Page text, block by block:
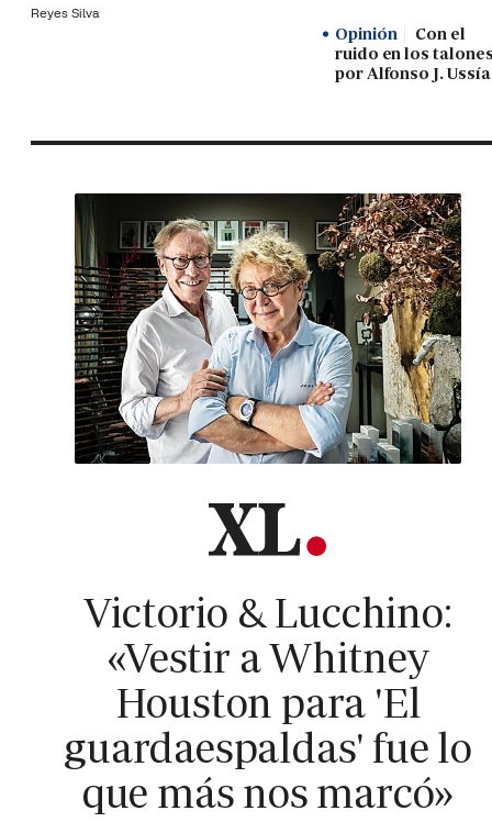
Reyes Silva
Opinión
Con el
ruido en los
por Alfonso J. Ussía
Victorio & Lucchino:
«Vestir a Whitney
Houston para 'El
guardaespaldas' fue lo
que más nos marcó»